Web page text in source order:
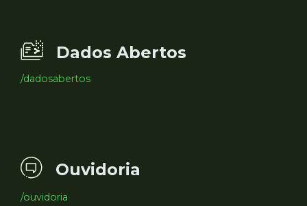
Dados Abertos
/dadosabertos
Ouvidoria
/ouvidoria